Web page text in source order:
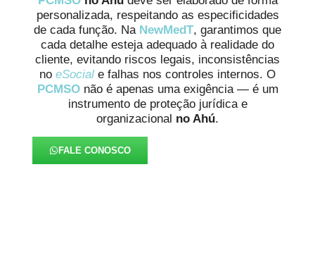
personalizada, respeitando as especificidades
de cada função. Na NewMedT, garantimos que
cada detalhe esteja adequado à realidade do
cliente, evitando riscos legais, inconsistências
no eSocial e falhas nos controles internos. O
PCMSO não é apenas uma exigência — é um
instrumento de proteção jurídica e
organizacional no Ahú.
FALE CONOSCO